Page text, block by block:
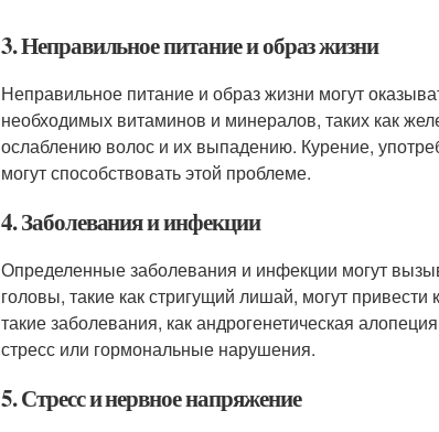
3. Неправильное питание и образ жизни
Неправильное питание и образ жизни могут
необходимых витаминов и минералов, таких как
ослаблению волос и их выпадению. Курение,
могут способствовать этой проблеме.
4. Заболевания и инфекции
Определенные заболевания и инфекции могут
головы, такие как стригущий лишай, могут
такие заболевания, как андрогенетическая
стресс или гормональные нарушения.
5. Стресс и нервное напряжение